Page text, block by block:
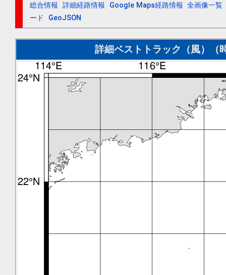
総合情報 詳細経路情報 Google Maps経路情報 全画像一覧
ード
GeoJSON
詳細ベストトラック（風）（